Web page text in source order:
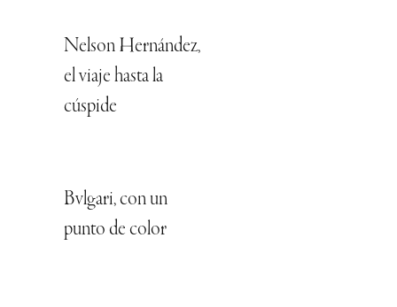
Nelson Hernández,
el viaje hasta la
cúspide
Bvlgari, con un
punto de color